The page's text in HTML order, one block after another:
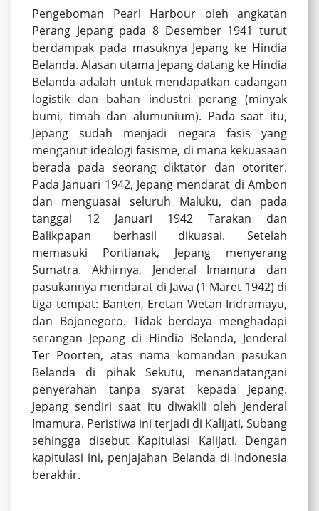
Pengeboman Pearl Harbour oleh angkatan
Perang Jepang pada 8 Desember 1941 turut
berdampak pada masuknya Jepang ke Hindia
Belanda. Alasan utama Jepang datang ke Hindia
Belanda adalah untuk mendapatkan cadangan
logistik dan bahan industri perang (minyak
bumi, timah dan alumunium). Pada saat itu,
Jepang sudah menjadi negara fasis yang
menganut ideologi fasisme, di mana kekuasaan
berada pada seorang diktator dan otoriter.
Pada Januari 1942, Jepang mendarat di Ambon
dan menguasai seluruh Maluku, dan pada
tanggal 12 Januari 1942 Tarakan dan
Balikpapan berhasil dikuasai. Setelah
memasuki Pontianak, Jepang menyerang
Sumatra. Akhirnya, Jenderal Imamura dan
pasukannya mendarat di Jawa (1 Maret 1942) di
tiga tempat: Banten, Eretan Wetan-Indramayu,
dan Bojonegoro. Tidak berdaya menghadapi
serangan Jepang di Hindia Belanda, Jenderal
Ter Poorten, atas nama komandan pasukan
Belanda di pihak Sekutu, menandatangani
penyerahan tanpa syarat kepada Jepang.
Jepang sendiri saat itu diwakili oleh Jenderal
Imamura. Peristiwa ini terjadi di Kalijati, Subang
sehingga disebut Kapitulasi Kalijati. Dengan
kapitulasi ini, penjajahan Belanda di Indonesia
berakhir.